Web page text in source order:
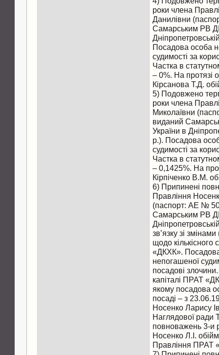
роки члена
Данилівни
Самарським РВ
Посадова особа
судимості за
Частка в
– 0%. На протязі
Кірсанова Т.Д.
5) Подовжено
роки члена
Миколаївни
виданий
України в
р.). Посадова
судимості за
Частка в
– 0,1425%. На
Кірпіченко В.М.
6) Припинені
Правління
(паспорт: АЕ №
Самарським РВ
зв’язку зі
щодо
«ДКХК».
непогашеної
посадові
капіталі ПРАТ
якому посадова
посаді – з
Носенко Ларису
Наглядової ради
повноважень 3-и
Носенко Л.І.
Правління ПРАТ